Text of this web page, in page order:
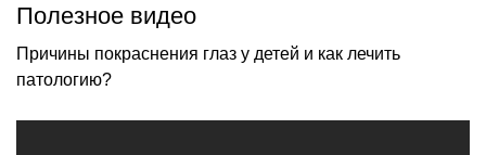
Полезное видео
Причины покраснения глаз у детей и как лечить
патологию?